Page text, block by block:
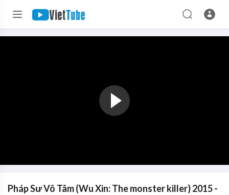
Pháp Sư Vô Tâm (Wu Xin: The monster killer) 2015 -